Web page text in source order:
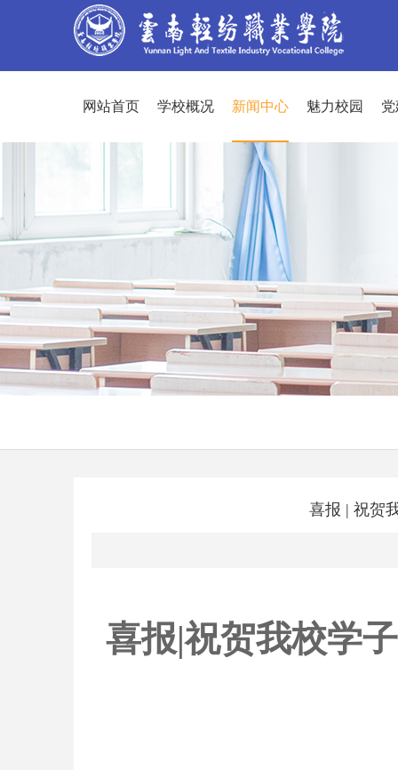
网站首页 学校概况 新闻中心 魅力校园
喜报 | 祝贺
喜报|祝贺我校学